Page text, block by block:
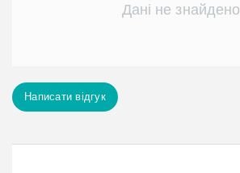
Дані не знайдено
Написати відгук